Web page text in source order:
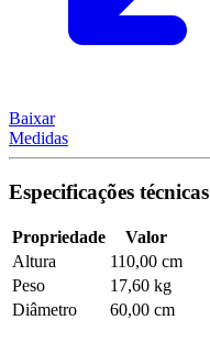
Baixar
Medidas
Especificações técnicas
Propriedade
Valor
Altura
110,00 cm
Peso
17,60 kg
Diâmetro
60,00 cm